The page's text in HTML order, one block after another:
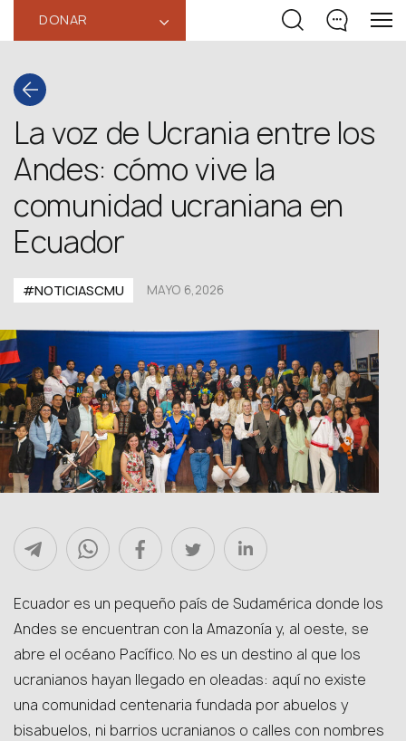
DONAR ‹
La voz de Ucrania entre los
Andes: cómo vive la
comunidad ucraniana en
Ecuador
#NOTICIASCMU MAYO 6,2026
Ecuador es un pequeño país de Sudamérica donde los
Andes se encuentran con la Amazonía y, al oeste, se
abre el océano Pacífico. No es un destino al que los
ucranianos hayan llegado en oleadas: aquí no existe
una comunidad centenaria fundada por abuelos y
bisabuelos, ni barrios ucranianos o calles con nombres